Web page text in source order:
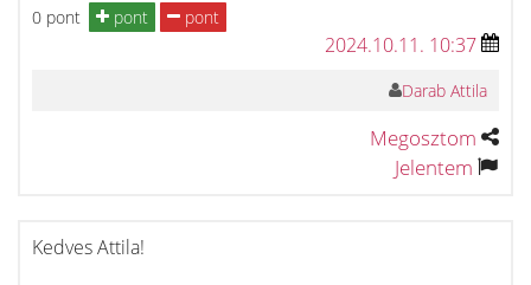
0 pont pont pont
2024.10.11. 10:37
Darab Attila
Megosztom
Jelentem
Kedves Attila!